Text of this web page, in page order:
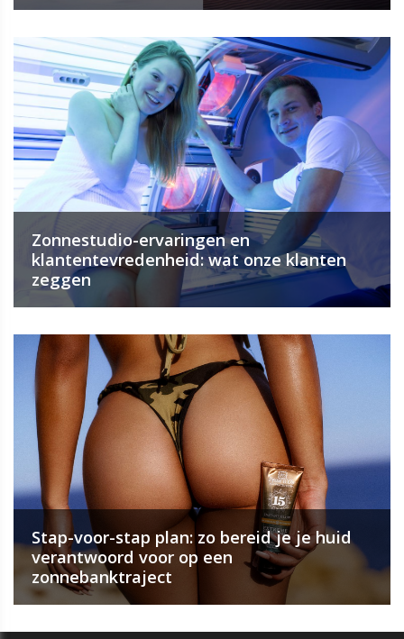
Zonnestudio-ervaringen en
klantentevredenheid: wat onze klanten
zeggen
Stap-voor-stap plan: zo bereid je je huid
verantwoord voor op een
zonnebanktraject